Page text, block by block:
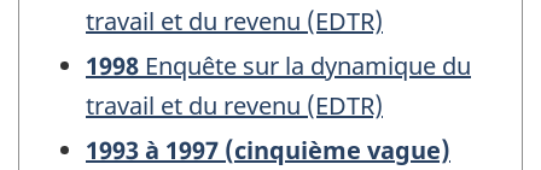
travail et du revenu (EDTR)
1998 Enquête sur la dynamique du
travail et du revenu (EDTR)
1993 à 1997 (cinquième vague)